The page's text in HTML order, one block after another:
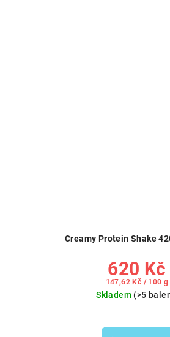
Creamy Protein Shake
620 Kč
Měrná
147,62 Kč / 100 g
Skladem (>5